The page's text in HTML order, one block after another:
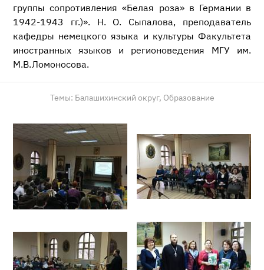
группы сопротивления «Белая роза» в Германии в
1942-1943 гг.)». Н. О. Сыпалова, преподаватель
кафедры немецкого языка и культуры Факультета
иностранных языков и регионоведения МГУ им.
М.В.Ломоносова.
Темы: Балашихинский округ, Образование